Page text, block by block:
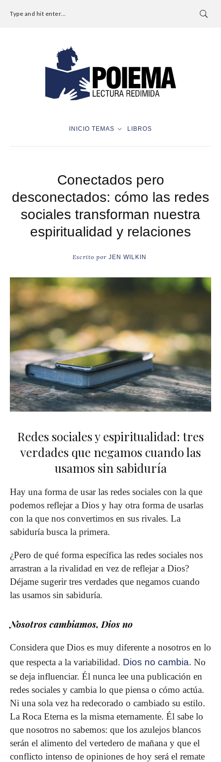
Type and hit enter...
INICIO TEMAS LIBROS
Conectados pero
desconectados: cómo las redes
sociales transforman nuestra
espiritualidad y relaciones
Escrito por JEN WILKIN
Redes sociales y espiritualidad: tres
verdades que negamos cuando las
usamos sin sabiduría
Hay una forma de usar las redes sociales con la que
po­demos reflejar a Dios y hay otra forma de usarlas
con la que nos convertimos en sus rivales. La
sabiduría busca la primera.
¿Pero de qué forma específica las redes sociales nos
arrastran a la rivalidad en vez de reflejar a Dios?
Déjame sugerir tres verdades que negamos cuando
las usamos sin sabiduría.
Nosotros cambiamos, Dios no
Considera que Dios es muy diferente a nosotros en lo
que respecta a la variabilidad. Dios no cambia. No
se deja influen­ciar. Él nunca lee una publicación en
redes sociales y cambia lo que piensa o cómo actúa.
Ni una sola vez ha redecorado o cambiado su estilo.
La Roca Eterna es la misma eternamente. Él sabe lo
que nosotros no sabemos: que los azulejos blancos
serán el alimento del vertedero de mañana y que el
conflicto intenso de opiniones de hoy será el remate